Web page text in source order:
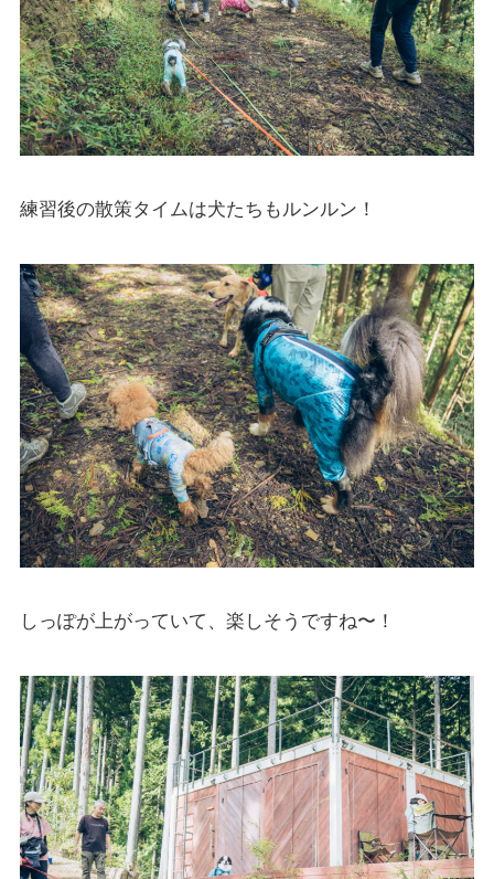
練習後の散策タイムは犬たちもルンルン！
しっぽが上がっていて、楽しそうですね〜！